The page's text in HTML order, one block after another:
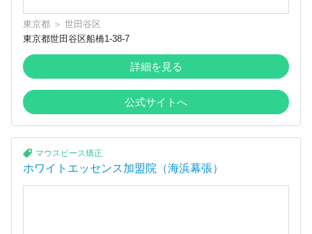
東京都 ＞ 世田谷区
東京都世田谷区船橋1-38-7
詳細を見る
公式サイトへ
マウスピース矯正
ホワイトエッセンス加盟院（海浜幕張）